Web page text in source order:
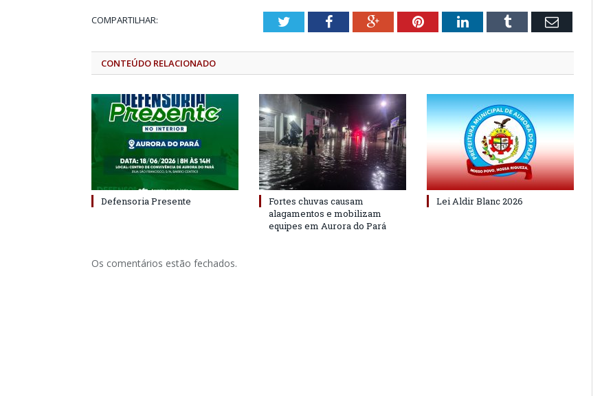
COMPARTILHAR: TwitterFacebookGoogle+PinterestLinkedInTumblr Email
CONTEÚDO RELACIONADO
Defensoria Presente
Fortes chuvas causam
alagamentos e mobilizam
equipes em Aurora do Pará
Lei Aldir Blanc 2026
Os comentários estão fechados.